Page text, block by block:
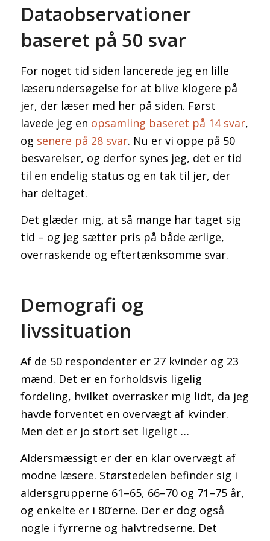
Dataobservationer
baseret på 50 svar
For noget tid siden lancerede jeg en lille
læserundersøgelse for at blive klogere på
jer, der læser med her på siden. Først
lavede jeg en opsamling baseret på 14 svar,
og senere på 28 svar. Nu er vi oppe på 50
besvarelser, og derfor synes jeg, det er tid
til en endelig status og en tak til jer, der
har deltaget.
Det glæder mig, at så mange har taget sig
tid – og jeg sætter pris på både ærlige,
overraskende og eftertænksomme svar.
Demografi og
livssituation
Af de 50 respondenter er 27 kvinder og 23
mænd. Det er en forholdsvis ligelig
fordeling, hvilket overrasker mig lidt, da jeg
havde forventet en overvægt af kvinder.
Men det er jo stort set ligeligt …
Aldersmæssigt er der en klar overvægt af
modne læsere. Størstedelen befinder sig i
aldersgrupperne 61–65, 66–70 og 71–75 år,
og enkelte er i 80’erne. Der er dog også
nogle i fyrrerne og halvtredserne. Det